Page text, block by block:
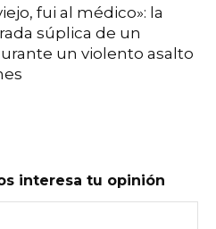
fui al médico»: la
súplica de un
un violento asalto
interesa tu opinión